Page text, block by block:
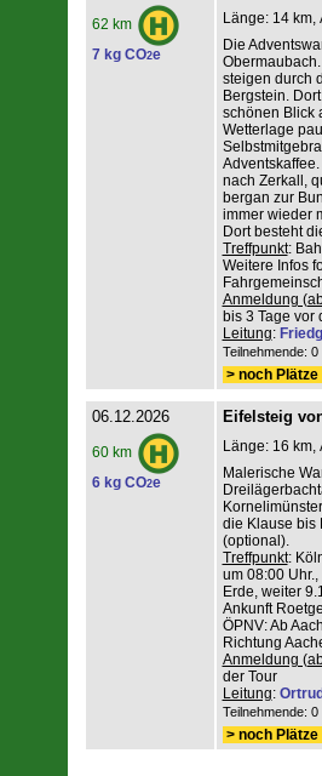
62 km
7 kg CO2e
Länge: 14 km,
Die
steigen durch
Bergstein.
schönen Blick
Wetterlage
nach Zerkall,
bergan zur
immer wieder
Dort besteht
Treffpunkt:
Weitere Infos
Anmeldung
bis 3 Tage vor
Leitung:
Teilnehmende:
> noch
06.12.2026
60 km
6 kg CO2e
Eifelsteig
Länge: 16 km,
Malerische
die Klause bis
(optional).
Treffpunkt:
um 08:00
Erde, weiter
Ankunft
ÖPNV: Ab
Richtung
Anmeldung
der Tour
Leitung:
Teilnehmende:
> noch